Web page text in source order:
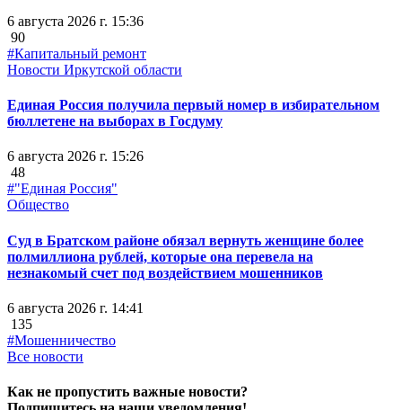
6 августа 2026 г. 15:36
90
#Капитальный ремонт
Новости Иркутской области
Единая Россия получила первый номер в избирательном
бюллетене на выборах в Госдуму
6 августа 2026 г. 15:26
48
#"Единая Россия"
Общество
Суд в Братском районе обязал вернуть женщине более
полмиллиона рублей, которые она перевела на
незнакомый счет под воздействием мошенников
6 августа 2026 г. 14:41
135
#Мошенничество
Все новости
Как не пропустить важные новости?